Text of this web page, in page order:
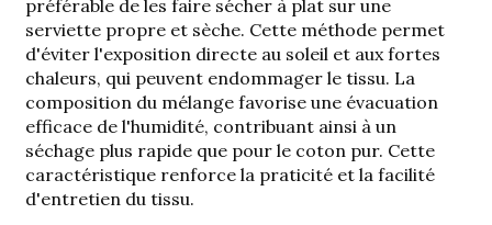
préférable de les faire sécher à plat sur une
serviette propre et sèche. Cette méthode permet
d'éviter l'exposition directe au soleil et aux fortes
chaleurs, qui peuvent endommager le tissu. La
composition du mélange favorise une évacuation
efficace de l'humidité, contribuant ainsi à un
séchage plus rapide que pour le coton pur. Cette
caractéristique renforce la praticité et la facilité
d'entretien du tissu.